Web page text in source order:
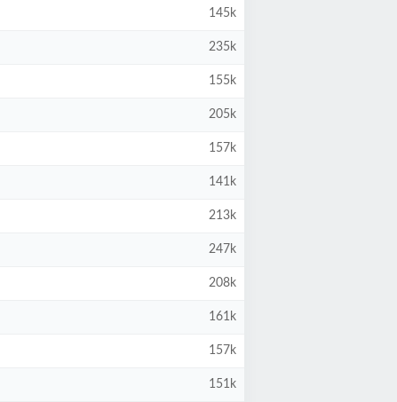
145k
235k
155k
205k
157k
141k
213k
247k
208k
161k
157k
151k